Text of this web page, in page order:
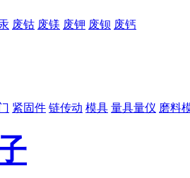
废钴 废镁 废钾 废钡 废钙
紧固件 链传动 模具 量具量仪 磨料